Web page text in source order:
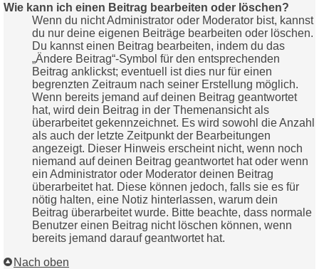
Wie kann ich einen Beitrag bearbeiten oder löschen?
Wenn du nicht Administrator oder Moderator bist, kannst
du nur deine eigenen Beiträge bearbeiten oder löschen.
Du kannst einen Beitrag bearbeiten, indem du das
„Ändere Beitrag“-Symbol für den entsprechenden
Beitrag anklickst; eventuell ist dies nur für einen
begrenzten Zeitraum nach seiner Erstellung möglich.
Wenn bereits jemand auf deinen Beitrag geantwortet
hat, wird dein Beitrag in der Themenansicht als
überarbeitet gekennzeichnet. Es wird sowohl die Anzahl
als auch der letzte Zeitpunkt der Bearbeitungen
angezeigt. Dieser Hinweis erscheint nicht, wenn noch
niemand auf deinen Beitrag geantwortet hat oder wenn
ein Administrator oder Moderator deinen Beitrag
überarbeitet hat. Diese können jedoch, falls sie es für
nötig halten, eine Notiz hinterlassen, warum dein
Beitrag überarbeitet wurde. Bitte beachte, dass normale
Benutzer einen Beitrag nicht löschen können, wenn
bereits jemand darauf geantwortet hat.
Nach oben